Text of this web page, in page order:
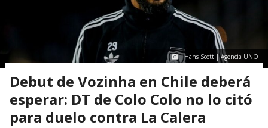
Hans Scott | Agencia UNO
Debut de Vozinha en Chile deberá
esperar: DT de Colo Colo no lo citó
para duelo contra La Calera